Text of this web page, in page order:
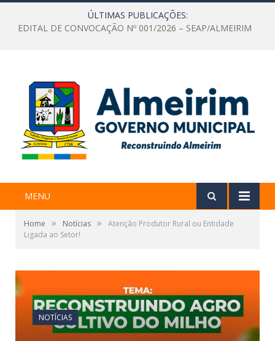
ÚLTIMAS PUBLICAÇÕES:
Chamada Pública Nº 001/2026, para aquisição de gêneros alimentícios diretamente da Agricultura Familiar e do Empreendedor Familiar Rural
MENU
Home » Notícias »
Atenção Produtor Rural ou Entidade
Ligada ao Setor!
NOTÍCIAS